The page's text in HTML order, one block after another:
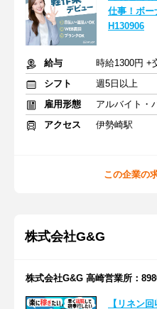
仕事！ボ
H130906
給与
時給1300円 +
シフト
週5日以上
雇用形態
アルバイト・
アクセス
伊勢崎駅
この企業の
株式会社G&G
株式会社G&G 高崎営業所：
【リネン